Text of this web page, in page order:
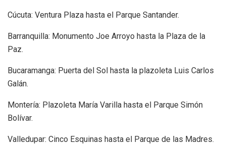
Cúcuta: Ventura Plaza hasta el Parque Santander.
Barranquilla: Monumento Joe Arroyo hasta la Plaza de la
Paz.
Bucaramanga: Puerta del Sol hasta la plazoleta Luis Carlos
Galán.
Montería: Plazoleta María Varilla hasta el Parque Simón
Bolívar.
Valledupar: Cinco Esquinas hasta el Parque de las Madres.